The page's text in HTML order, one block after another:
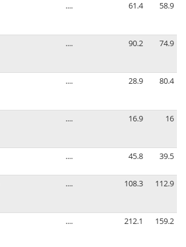
.... 61.4 58.9
.... 90.2 74.9
.... 28.9 80.4
.... 16.9 16
.... 45.8 39.5
.... 108.3 112.9
.... 212.1 159.2